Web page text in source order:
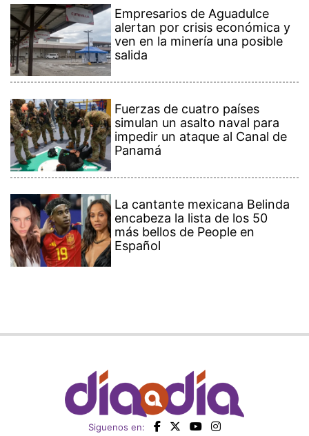
Empresarios de Aguadulce
alertan por crisis económica y
ven en la minería una posible
salida
Fuerzas de cuatro países
simulan un asalto naval para
impedir un ataque al Canal de
Panamá
La cantante mexicana Belinda
encabeza la lista de los 50
más bellos de People en
Español
Siguenos en: